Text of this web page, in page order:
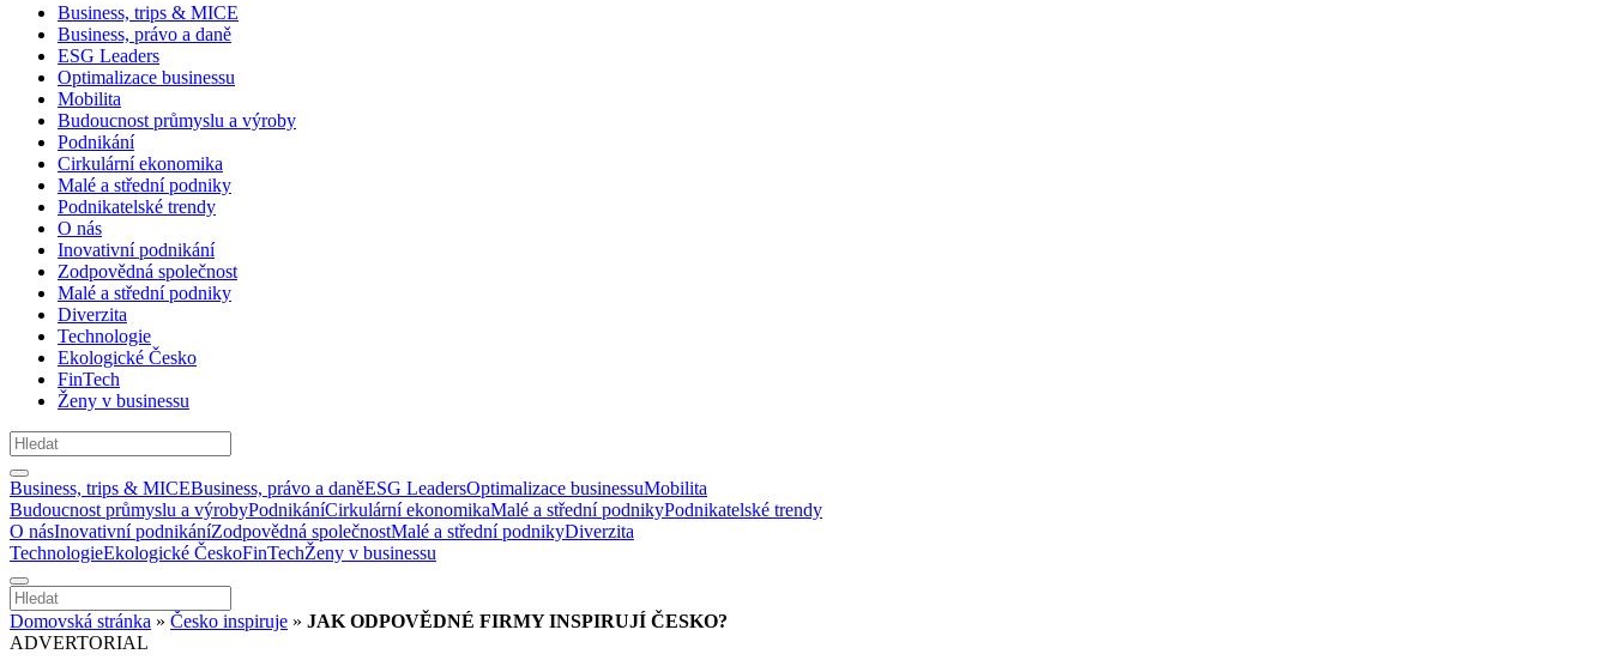
Business, trips & MICE
Business, právo a daně
ESG Leaders
Optimalizace businessu
Mobilita
Budoucnost průmyslu a výroby
Podnikání
Cirkulární ekonomika
Malé a střední podniky
Podnikatelské trendy
O nás
Inovativní podnikání
Zodpovědná společnost
Malé a střední podniky
Diverzita
Technologie
Ekologické Česko
FinTech
Ženy v businessu
Business, trips & MICEBusiness, právo a daněESG LeadersOptimalizace businessuMobilita
Budoucnost průmyslu a výrobyPodnikáníCirkulární ekonomikaMalé a střední podnikyPodnikatelské trendy
O násInovativní podnikáníZodpovědná společnostMalé a střední podnikyDiverzita
TechnologieEkologické ČeskoFinTechŽeny v businessu
Domovská stránka » Česko inspiruje » JAK ODPOVĚDNÉ FIRMY INSPIRUJÍ ČESKO?
ADVERTORIAL